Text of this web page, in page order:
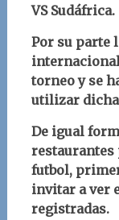
VS Sudáfrica.
Por su parte
torneo y se
utilizar
De igual
restaurantes
futbol,
invitar a ver
registradas.